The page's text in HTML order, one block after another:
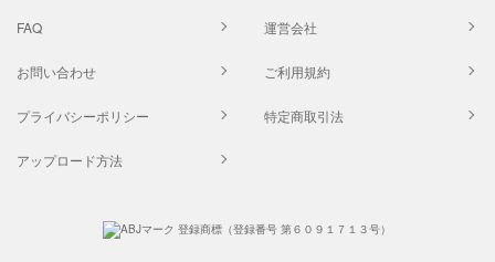
FAQ 運営会社
お問い合わせ ご利用規約
プライバシーポリシー 特定商取引法
アップロード方法